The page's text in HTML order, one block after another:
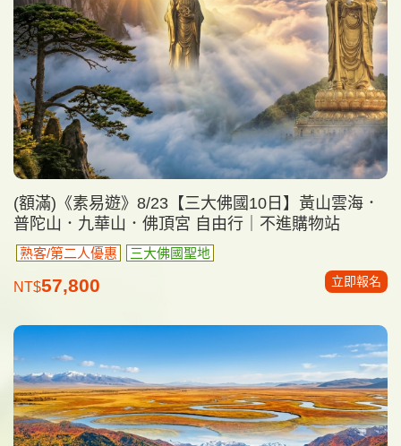
(額滿)《素易遊》8/23【三大佛國10日】黃山雲海．
普陀山．九華山．佛頂宮 自由行｜不進購物站
熟客/第二人優惠 三大佛國聖地
NT$57,800 立即報名